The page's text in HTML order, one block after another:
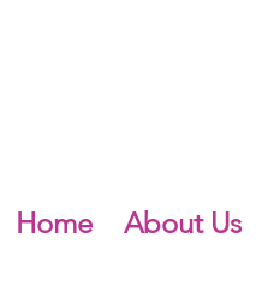
Home About Us